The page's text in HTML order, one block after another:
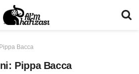
Bacca
Pippa Bacca